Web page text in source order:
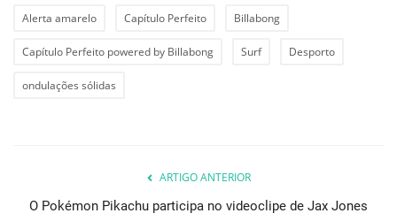
Alerta amarelo Capítulo Perfeito Billabong
Capítulo Perfeito powered by Billabong Surf Desporto
ondulações sólidas
ARTIGO ANTERIOR
O Pokémon Pikachu participa no videoclipe de Jax Jones